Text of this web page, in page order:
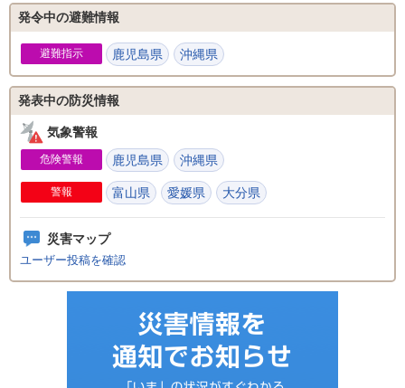
発令中の避難情報
避難指示 鹿児島県 沖縄県
発表中の防災情報
気象警報
危険警報 鹿児島県 沖縄県
警報 富山県 愛媛県 大分県
災害マップ
ユーザー投稿を確認